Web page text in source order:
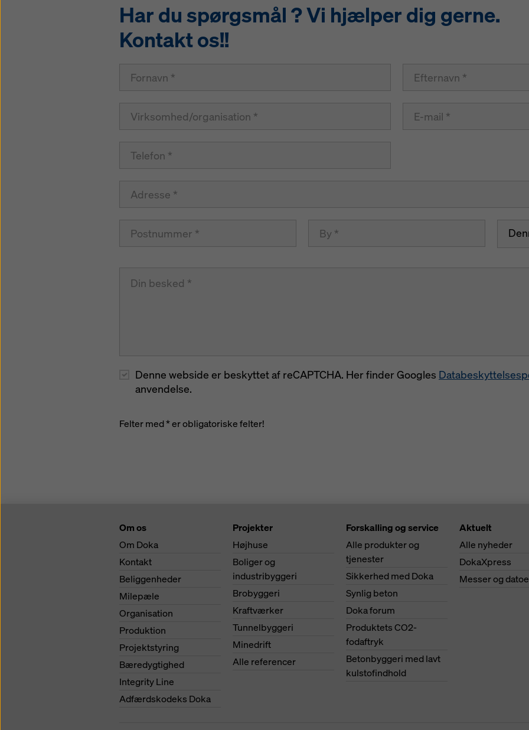
Har du spørgsmål ? Vi hjælper dig gerne.
Kontakt os!!
Denne webside er beskyttet af reCAPTCHA. Her finder Googles
anvendelse.
Felter med * er obligatoriske felter!
Om os
Om Doka
Kontakt
Beliggenheder
Milepæle
Organisation
Produktion
Projektstyring
Bæredygtighed
Integrity Line
Adfærdskodeks Doka
Projekter
Højhuse
Boliger og
industribyggeri
Brobyggeri
Kraftværker
Tunnelbyggeri
Minedrift
Alle referencer
Forskalling og service
Alle produkter og
tjenester
Sikkerhed med Doka
Synlig beton
Doka forum
Produktets CO2-
fodaftryk
Betonbyggeri med lavt
kulstofindhold
Aktuelt
Alle nyheder
DokaXpress
Messer og